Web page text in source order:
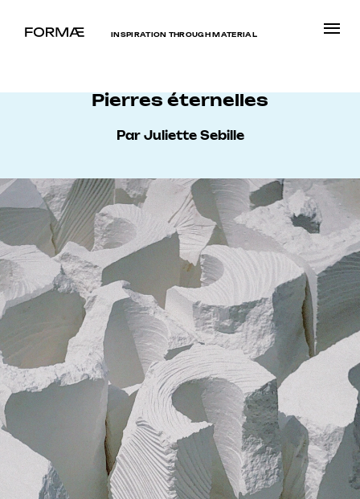
INSPIRATION THROUGH MATERIAL
Pierres éternelles
Par Juliette Sebille